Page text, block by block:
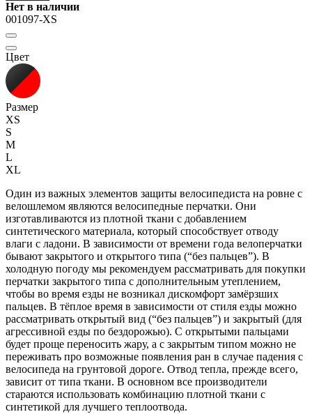
Нет в наличии
001097-XS
Цвет
Размер
XS
S
M
L
XL
Один из важных элементов защиты велосипедиста на ровне с
велошлемом являются велосипедные перчатки. Они
изготавливаются из плотной ткани с добавлением
синтетического материала, который способствует отводу
влаги с ладони. В зависимости от времени года велоперчатки
бывают закрытого и открытого типа (“без пальцев”). В
холодную погоду мы рекомендуем рассматривать для покупки
перчатки закрытого типа с дополнительным утеплением,
чтобы во время езды не возникал дискомфорт замёрзших
пальцев. В тёплое время в зависимости от стиля езды можно
рассматривать открытый вид (“без пальцев”) и закрытый (для
агрессивной езды по бездорожью). С открытыми пальцами
будет проще переносить жару, а с закрытым типом можно не
переживать про возможные появления ран в случае падения с
велосипеда на грунтовой дороге. Отвод тепла, прежде всего,
зависит от типа ткани. В основном все производители
стараются использовать комбинацию плотной ткани с
синтетикой для лучшего теплоотвода.